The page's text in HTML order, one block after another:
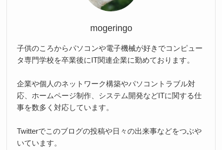
mogeringo
子供のころからパソコンや電子機械が好きでコンピュー
タ専門学校を卒業後にIT関連企業に勤めております。
企業や個人のネットワーク構築やパソコントラブル対
応、ホームページ制作、システム開発などITに関する仕
事を数多く対応しています。
Twitterでこのブログの投稿や日々の出来事などをつぶや
いています。